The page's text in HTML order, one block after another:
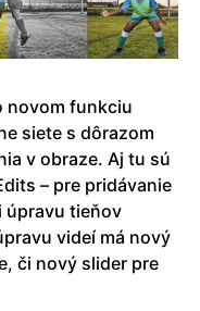
novom funkciu
siete s dôrazom
v obraze. Aj tu sú
– pre pridávanie
úpravu tieňov
videí má nový
či nový slider pre